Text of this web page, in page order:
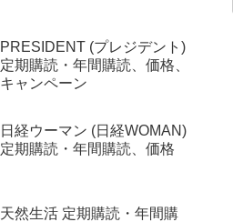
PRESIDENT (プレジデント)
定期購読・年間購読、価格、
キャンペーン
日経ウーマン (日経WOMAN)
定期購読・年間購読、価格
天然生活 定期購読・年間購